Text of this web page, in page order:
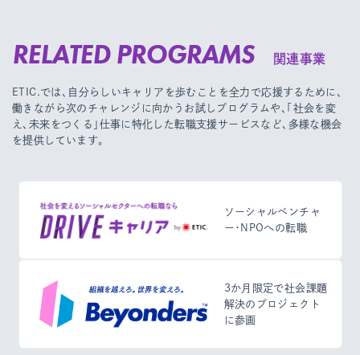
RELATED PROGRAMS 関連事業
ETIC.では、自分らしいキャリアを歩むことを全力で応援するために、
働きながら次のチャレンジに向かうお試しプログラムや、
「社会を変
え、未来をつくる」仕事に特化した転職支援サービスなど、多様な機会
を提供しています。
ソーシャルベンチャ
ー・NPOへの転職
3か月限定で社会課題
解決のプロジェクト
に参画